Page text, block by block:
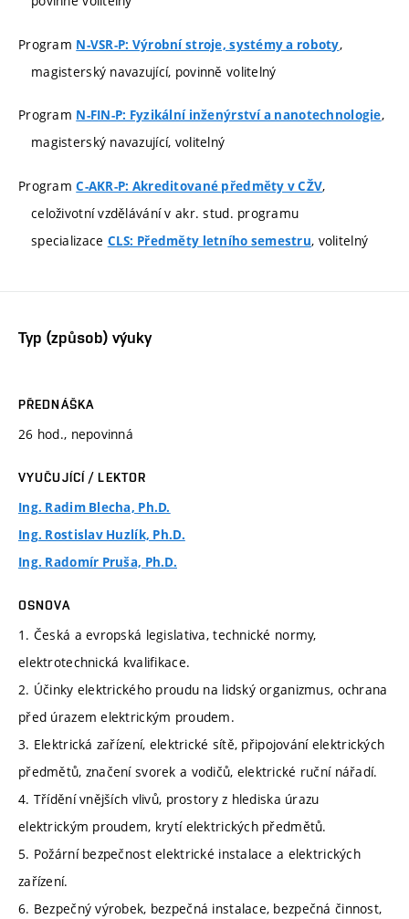
Program N-VSR-P: Výrobní stroje, systémy a roboty,
magisterský navazující, povinně volitelný
Program N-FIN-P: Fyzikální inženýrství a nanotechnologie,
magisterský navazující, volitelný
ProgramC-AKR-P: Akreditované předměty v CŽV,
celoživotní vzdělávání v akr. stud. programu
specializace CLS: Předměty letního semestru, volitelný
Typ (způsob) výuky
PŘEDNÁŠKA
26 hod., nepovinná
VYUČUJÍCÍ / LEKTOR
Ing. Radim Blecha, Ph.D.
Ing. Rostislav Huzlík, Ph.D.
Ing. Radomír Pruša, Ph.D.
OSNOVA
1. Česká a evropská legislativa, technické normy,
elektrotechnická kvalifikace.
2. Účinky elektrického proudu na lidský organizmus, ochrana
před úrazem elektrickým proudem.
3. Elektrická zařízení, elektrické sítě, připojování elektrických
předmětů, značení svorek a vodičů, elektrické ruční nářadí.
4. Třídění vnějších vlivů, prostory z hlediska úrazu
elektrickým proudem, krytí elektrických předmětů.
5. Požární bezpečnost elektrické instalace a elektrických
zařízení.
6. Bezpečný výrobek, bezpečná instalace, bezpečná činnost,